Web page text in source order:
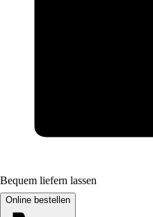
Bequem liefern lassen
Online bestellen